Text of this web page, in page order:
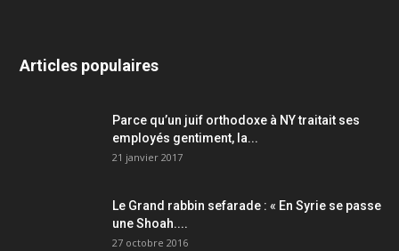
Articles populaires
Parce qu’un juif orthodoxe à NY traitait ses
employés gentiment, la...
21 janvier 2017
Le Grand rabbin sefarade : « En Syrie se passe
une Shoah....
27 octobre 2016